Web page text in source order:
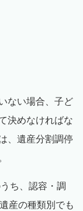
ない場合、子ど
決めなければな
、遺産分割調停
ち、認容・調
産の種類別でも